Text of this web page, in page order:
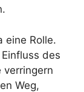
eine Rolle.
des
verringern
Weg,